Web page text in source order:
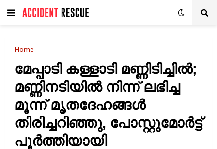
Home
മേപ്പാടി കള്ളാടി മണ്ണിടിച്ചിൽ;
മണ്ണിനടിയിൽ നിന്ന് ലഭിച്ച
മൂന്ന് മൃതദേഹങ്ങൾ
തിരിച്ചറിഞ്ഞു, പോസ്റ്റുമോർട്ട്
പൂർത്തിയായി